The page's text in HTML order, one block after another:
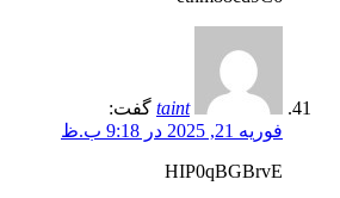
taint گفت:
فوریه 21, 2025 در 9:18 ب.ظ
HIP0qBGBrvE